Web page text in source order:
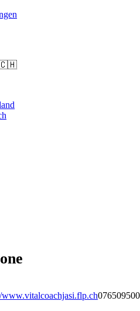
🇨🇭
www.vitalcoachjasi.flp.ch